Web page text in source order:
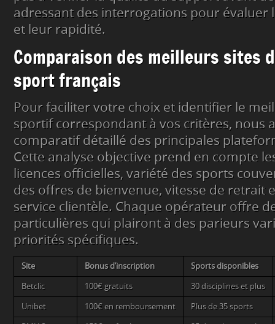
adressant des interrogations pour évaluer
et leur rapidité.
Comparaison des meilleurs sites
sport français
Pour faciliter votre choix et identifier le
sportif correspondant à vos critères, nous
comparatif détaillé des principales
Cette analyse objective prend en compte
licences officielles, variété des sports
des offres de bienvenue, vitesse de retrait
service clientèle. Chaque opérateur offre
particulières qui plairont à des parieurs
priorités spécifiques.
Site Bonus d’inscription Sports disponibles
Betclic 100€ gratuits 30 disciplines et plus
Unibet 100€ en remboursement Plus de 35 sports